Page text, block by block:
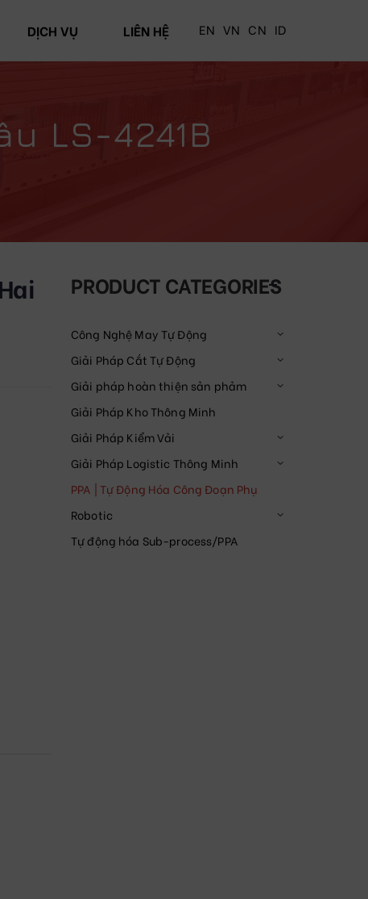
DỊCH VỤ LIÊN HỆ EN VN CN ID
LS-4241B
PRODUCT CATEGORIES
Công Nghệ May Tự Động
Giải Pháp Cắt Tự Động
Giải pháp hoàn thiện sản phảm
Giải Pháp Kho Thông Minh
Giải Pháp Kiểm Vải
Giải Pháp Logistic Thông Minh
PPA | Tự Động Hóa Công Đoạn Phụ
Robotic
Tự động hóa Sub-process/PPA